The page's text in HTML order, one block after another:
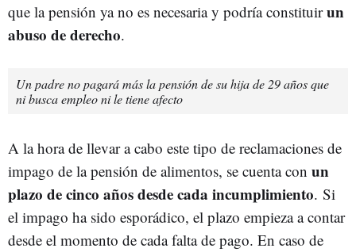
que la pensión ya no es necesaria y podría constituirun
abuso de derecho.
Un padre no pagará más la pensión de su hija de 29 años que
ni busca empleo ni le tiene afecto
A la hora de llevar a cabo este tipo de reclamaciones de
impago de la pensión de alimentos, se cuenta con un
plazo de cinco años desde cada incumplimiento. Si
el impago ha sido esporádico, el plazo empieza a contar
desde el momento de cada falta de pago. En caso de